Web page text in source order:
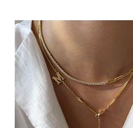
yoktur.Ürünler sipariş
özel olarak hazırlanır.Küpe
kategorisindeki
nedeniyle iade
Diğer ürünlerimiz için
gün içinde iletişime
iade değişim talebinizi
iletebilirsiniz.İade/